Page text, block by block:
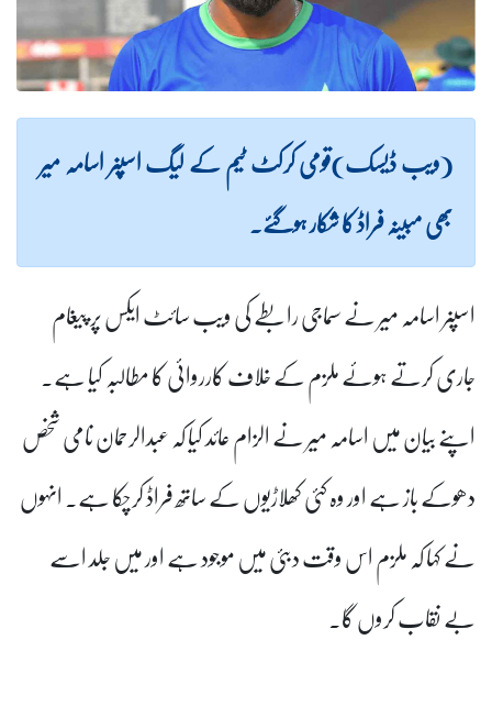
(ویب ڈیسک)قومی کرکٹ ٹیم کے لیگ اسپنر اسامہ میر
بھی مبینہ فراڈ کا شکار ہوگئے۔
اسپنر اسامہ میر نے سماجی رابطے کی ویب سائٹ ایکس پر پیغام
جاری کرتے ہوئے ملزم کے خلاف کارروائی کا مطالبہ کیا ہے۔
اپنے بیان میں اسامہ میر نے الزام عائد کیا کہ عبدالرحمان نامی شخص
دھوکے باز ہے اور وہ کئی کھلاڑیوں کے ساتھ فراڈ کرچکا ہے۔ انہوں
نے کہا کہ ملزم اس وقت دبئی میں موجود ہے اور میں جلد اسے
بے نقاب کروں گا۔